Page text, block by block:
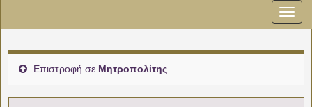
Επιστροφή σε Μητροπολίτης
02:00